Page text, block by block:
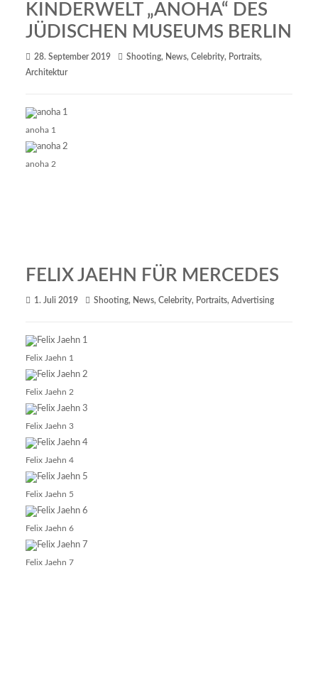
KINDERWELT „ANOHA“ DES
JÜDISCHEN MUSEUMS BERLIN
28. September 2019 Shooting, News, Celebrity, Portraits,
Architektur
anoha 1
anoha 2
FELIX JAEHN FÜR MERCEDES
1. Juli 2019 Shooting, News, Celebrity, Portraits, Advertising
Felix Jaehn 1
Felix Jaehn 2
Felix Jaehn 3
Felix Jaehn 4
Felix Jaehn 5
Felix Jaehn 6
Felix Jaehn 7